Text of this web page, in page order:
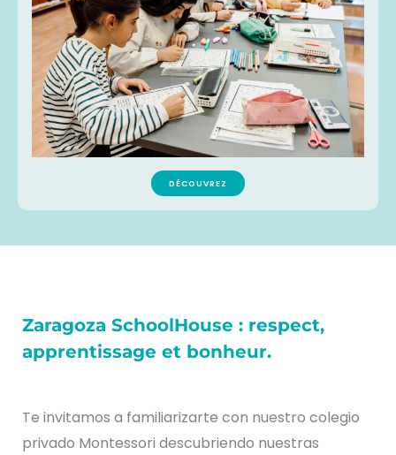
DÉCOUVREZ
Zaragoza SchoolHouse : respect,
apprentissage et bonheur.
Te invitamos a familiarizarte con nuestro colegio
privado Montessori descubriendo nuestras